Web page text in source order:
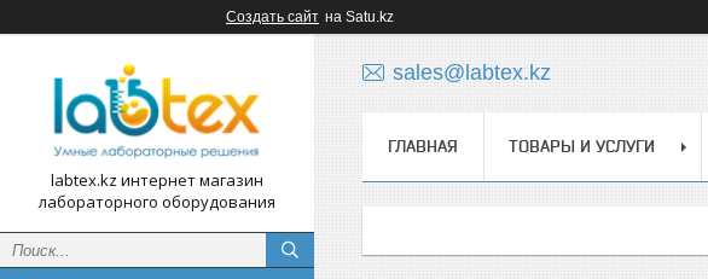
Создать сайт на Satu.kz
labtex.kz интернет магазин
лабораторного оборудования
sales@labtex.kz
ГЛАВНАЯ ТОВАРЫ И УСЛУГИ